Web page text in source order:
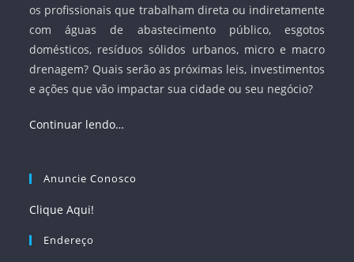
os profissionais que trabalham direta ou indiretamente
com águas de abastecimento público, esgotos
domésticos, resíduos sólidos urbanos, micro e macro
drenagem? Quais serão as próximas leis, investimentos
e ações que vão impactar sua cidade ou seu negócio?
Continuar lendo…
Anuncie Conosco
Clique Aqui!
Endereço